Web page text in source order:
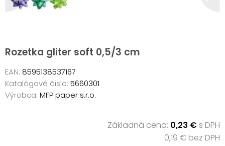
Rozetka gliter soft 0,5/3 cm
EAN: 8595138537167
Katalógové čislo: 5660301
Výrobca: MFP paper s.r.o.
Základná cena: 0,23 € s DPH
0,19 € bez DPH